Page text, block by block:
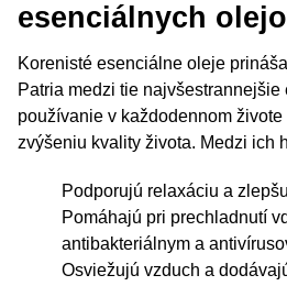
esenciálnych
Korenisté esenciálne oleje
Patria medzi tie
používanie v každodennom
zvýšeniu kvality života. Medzi ich
Podporujú relaxáciu a
Pomáhajú pri prechladnutí
antibakteriálnym a
Osviežujú vzduch a